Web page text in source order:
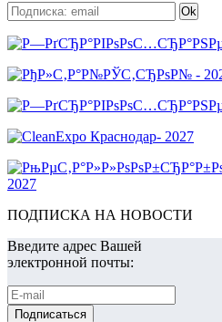
ПОДПИСКА НА НОВОСТИ
Введите адрес Вашей
электронной почты: